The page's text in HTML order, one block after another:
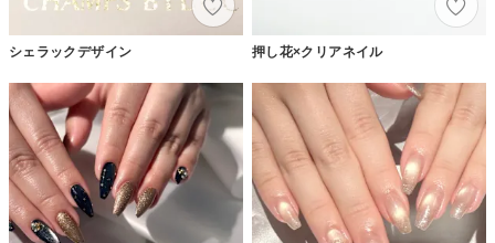
シェラックデザイン 押し花×クリアネイル